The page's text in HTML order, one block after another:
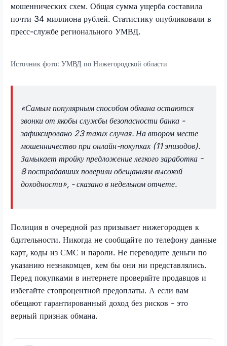
мошеннических схем. Общая сумма ущерба составила
почти 34 миллиона рублей. Статистику опубликовали в
пресс-службе регионального УМВД.
Источник фото: УМВД по Нижегородской области
«Самым популярным способом обмана остаются
звонки от якобы службы безопасности банка -
зафиксировано 23 таких случая. На втором месте
мошенничество при онлайн-покупках (11 эпизодов).
Замыкает тройку предложение легкого заработка -
8 пострадавших поверили обещаниям высокой
доходности», - сказано в недельном отчете.
Полиция в очередной раз призывает нижегородцев к
бдительности. Никогда не сообщайте по телефону данные
карт, коды из СМС и пароли. Не переводите деньги по
указанию незнакомцев, кем бы они ни представлялись.
Перед покупками в интернете проверяйте продавцов и
избегайте стопроцентной предоплаты. А если вам
обещают гарантированный доход без рисков - это
верный признак обмана.